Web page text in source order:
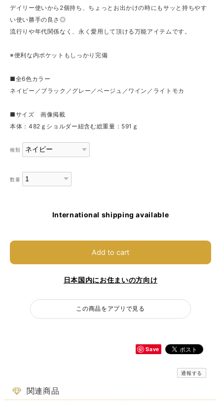
デイリー使いから2個持ち、ちょっとお出かけの時にもサッと持ちやす
い使い勝手の良さ◎
流行りや年代関係なく、永く愛用して頂ける万能アイテムです。
※便利な内ポケットもしっかり完備
■全6色カラー
ネイビー／ブラック／グレー／ベージュ／ワイン／ライトモカ
■サイズ 画像掲載
本体：482ｇショルダー紐含む総重量：591ｇ
種類
数量
International shipping available
Add to cart
日本国内にお住まいの方向け
この商品をアプリで見る
Save
通報する
関連商品